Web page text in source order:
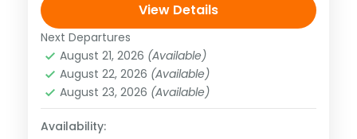
de Corzo, Miradores del Cañón, Cascadas
de Agua Azul, Cascadas de Misol-Ha,
Zona...
América,México
1 Person
View Details
Next Departures
August 21, 2026 (Available)
August 22, 2026 (Available)
August 23, 2026 (Available)
Availability: